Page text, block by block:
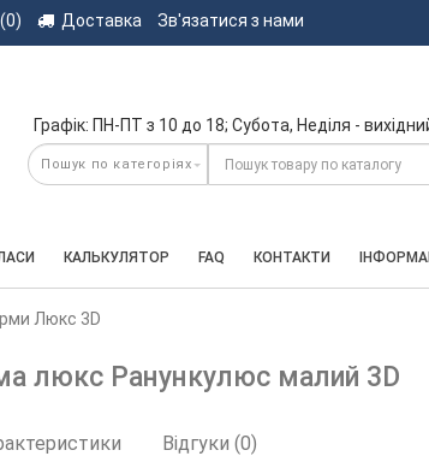
Доставка Зв'язатися з нами
Графік: ПН-ПТ з 10 до 18; Субота, Неділя -
КАЛЬКУЛЯТОР FAQ КОНТАКТИ
Люкс 3D
люкс Ранункулюс малий 3D
Відгуки (0)